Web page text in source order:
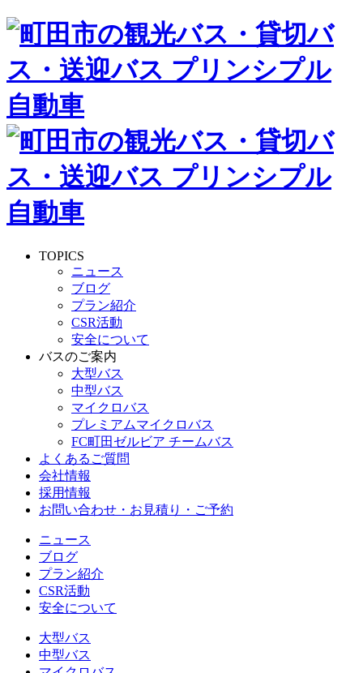
TOPICS
ニュース
ブログ
プラン紹介
CSR活動
安全について
バスのご案内
大型バス
中型バス
マイクロバス
プレミアムマイクロバス
FC町田ゼルビア チームバス
よくあるご質問
会社情報
採用情報
お問い合わせ・お見積り・ご予約
ニュース
ブログ
プラン紹介
CSR活動
安全について
大型バス
中型バス